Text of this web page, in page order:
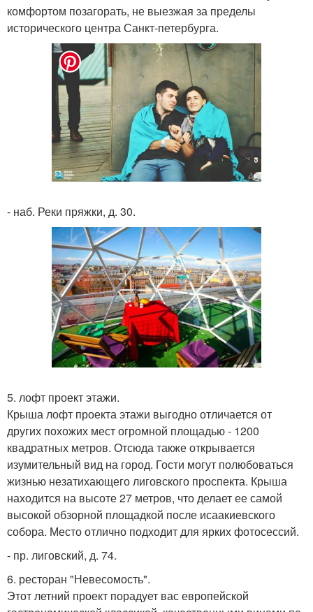
комфортом позагорать, не выезжая за пределы
исторического центра Санкт-петербурга.
- наб. Реки пряжки, д. 30.
5. лофт проект этажи.
Крыша лофт проекта этажи выгодно отличается от
других похожих мест огромной площадью - 1200
квадратных метров. Отсюда также открывается
изумительный вид на город. Гости могут полюбоваться
жизнью незатихающего лиговского проспекта. Крыша
находится на высоте 27 метров, что делает ее самой
высокой обзорной площадкой после исаакиевского
собора. Место отлично подходит для ярких фотосессий.
- пр. лиговский, д. 74.
6. ресторан "Невесомость".
Этот летний проект порадует вас европейской